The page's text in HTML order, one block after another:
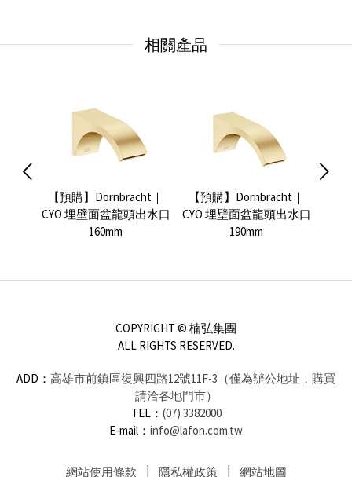
相關產品
【預購】Dornbracht｜
CYO 埋壁面盆龍頭出水口
160mm
【預購】Dornbracht｜
CYO 埋壁面盆龍頭出水口
190mm
COPYRIGHT © 楠弘集團
ALL RIGHTS RESERVED.
ADD： 高雄市前鎮區復興四路12號11F-3（僅為辦公地址，購買
請洽各地門市）
TEL： (07) 3382000
E-mail： info@lafon.com.tw
網站使用條款 隱私權政策 網站地圖